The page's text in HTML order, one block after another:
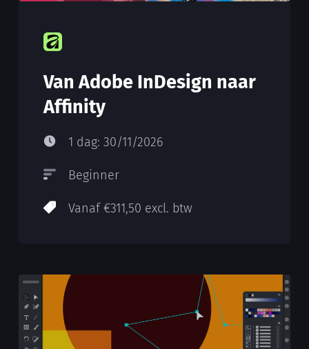
Van Adobe InDesign naar
Affinity
1 dag: 30/11/2026
Beginner
Vanaf €311,50 excl. btw